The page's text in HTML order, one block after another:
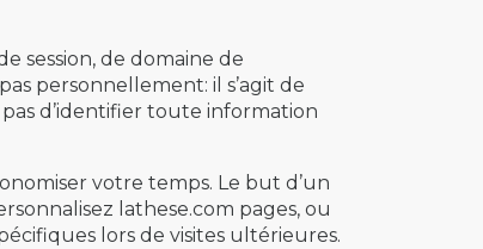
session, de domaine de
personnellement: il s’agit de
d’identifier toute information
votre temps. Le but d’un
lathese.com pages, ou
lors de visites ultérieures.